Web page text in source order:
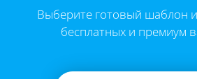
Выберите готовый шаблон
бесплатных и премиум